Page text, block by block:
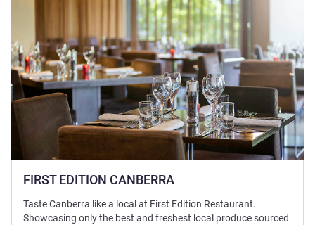
FIRST EDITION CANBERRA
Taste Canberra like a local at First Edition Restaurant.
Showcasing only the best and freshest local produce sourced